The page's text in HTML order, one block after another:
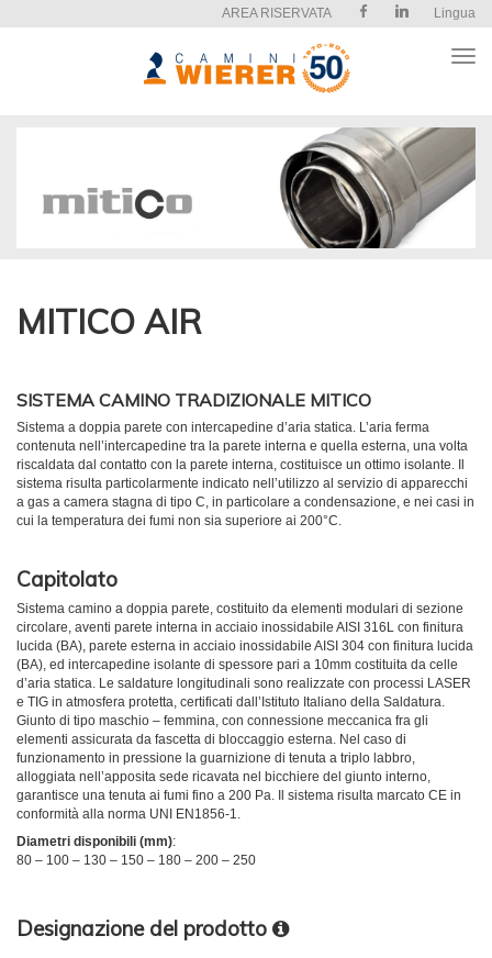
AREA RISERVATA Lingua
Apri
MITICO AIR
SISTEMA CAMINO TRADIZIONALE MITICO
Sistema a doppia parete con intercapedine d’aria statica. L’aria ferma
contenuta nell’intercapedine tra la parete interna e quella esterna, una volta
riscaldata dal contatto con la parete interna, costituisce un ottimo isolante. Il
sistema risulta particolarmente indicato nell’utilizzo al servizio di apparecchi
a gas a camera stagna di tipo C, in particolare a condensazione, e nei casi in
cui la temperatura dei fumi non sia superiore ai 200°C.
Capitolato
Sistema camino a doppia parete, costituito da elementi modulari di sezione
circolare, aventi parete interna in acciaio inossidabile AISI 316L con finitura
lucida (BA), parete esterna in acciaio inossidabile AISI 304 con finitura lucida
(BA), ed intercapedine isolante di spessore pari a 10mm costituita da celle
d’aria statica. Le saldature longitudinali sono realizzate con processi LASER
e TIG in atmosfera protetta, certificati dall’Istituto Italiano della Saldatura.
Giunto di tipo maschio – femmina, con connessione meccanica fra gli
elementi assicurata da fascetta di bloccaggio esterna. Nel caso di
funzionamento in pressione la guarnizione di tenuta a triplo labbro,
alloggiata nell’apposita sede ricavata nel bicchiere del giunto interno,
garantisce una tenuta ai fumi fino a 200 Pa. Il sistema risulta marcato CE in
conformità alla norma UNI EN1856-1.
Diametri disponibili (mm):
80 – 100 – 130 – 150 – 180 – 200 – 250
Designazione del prodotto